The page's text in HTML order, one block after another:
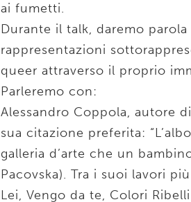
ai fumetti.
Durante il talk, daremo
rappresentazioni
queer attraverso il proprio
Parleremo con:
Alessandro Coppola, autore
sua citazione preferita:
galleria d’arte che un
Pacovska). Tra i suoi lavori
Lei, Vengo da te, Colori